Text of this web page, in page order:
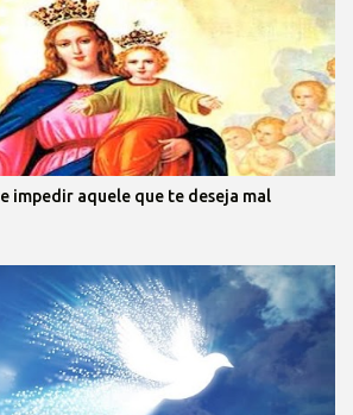
impedir aquele que te deseja mal